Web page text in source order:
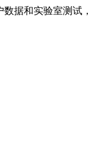
据和实验室测试，